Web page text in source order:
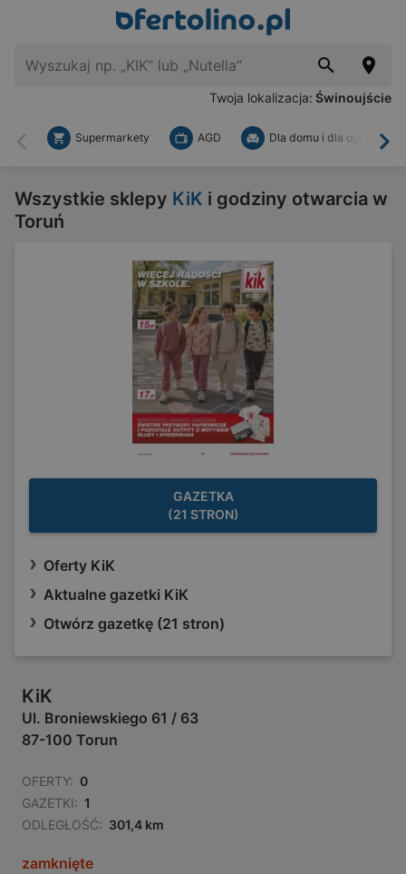
Twoja lokalizacja: Świnoujście
Wstecz
Supermarkety AGD Dla domu i dla ogrodu
Wszystkie sklepy KiK i godziny otwarcia w
Toruń
GAZETKA
(21 STRON)
Oferty KiK
Aktualne gazetki KiK
Otwórz gazetkę (21 stron)
KiK
Ul. Broniewskiego 61 / 63
87-100 Torun
OFERTY: 0
GAZETKI: 1
ODLEGŁOŚĆ: 301,4 km
zamknięte